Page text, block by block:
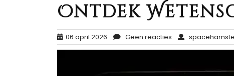
Ontdek
06 april 2026 Geen reacties